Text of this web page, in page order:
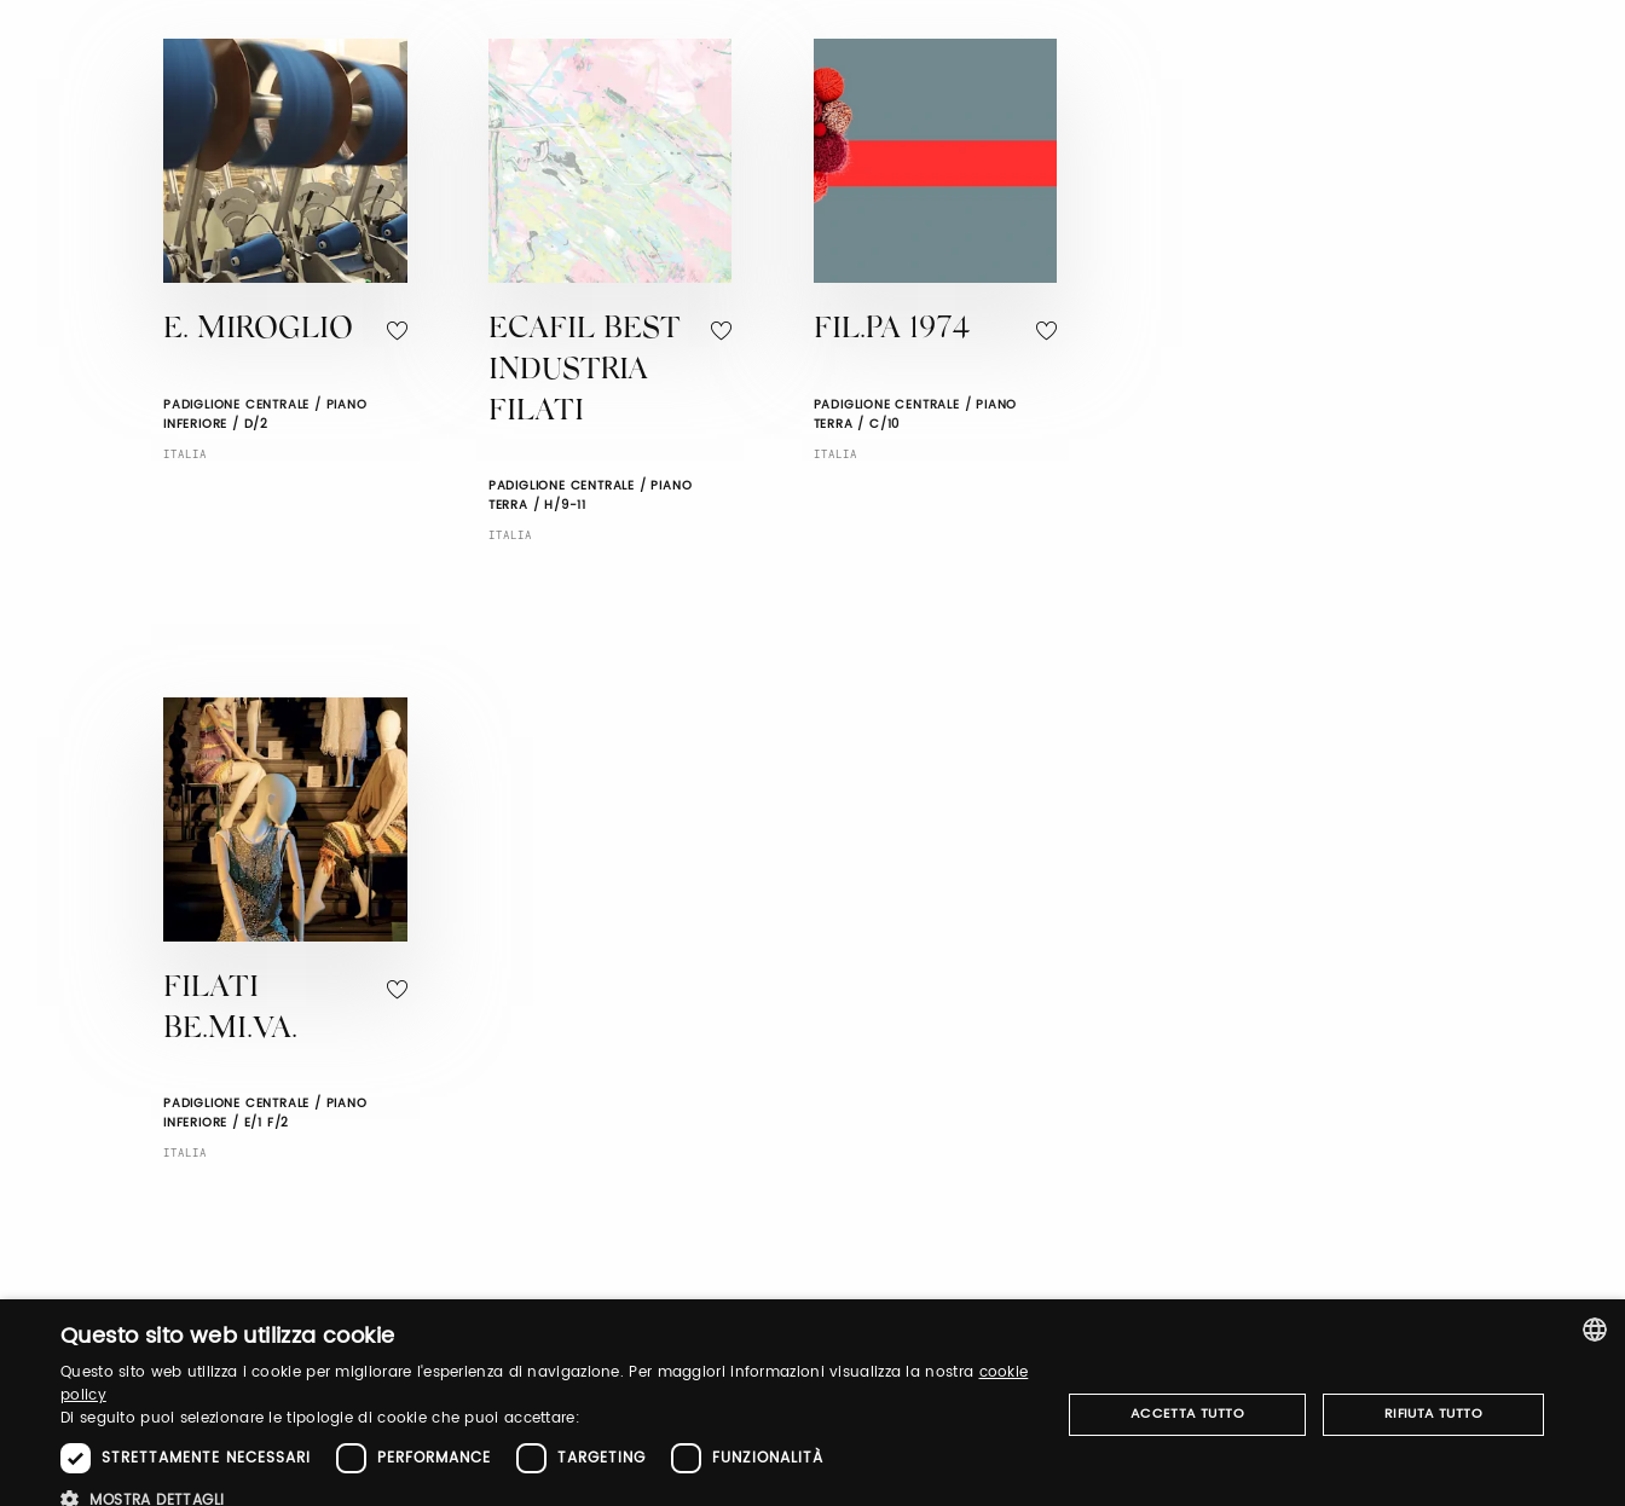
E. MIROGLIO
PADIGLIONE CENTRALE / PIANO
INFERIORE / D/2
ITALIA
ECAFIL BEST
INDUSTRIA
FILATI
PADIGLIONE CENTRALE / PIANO
TERRA / H/9-11
ITALIA
FIL.PA 1974
PADIGLIONE CENTRALE / PIANO
TERRA / C/10
ITALIA
FILATI
BE.MI.VA.
PADIGLIONE CENTRALE / PIANO
INFERIORE / E/1 F/2
ITALIA
ITALIAN
ENGLISH
Questo sito web utilizza cookie
Questo sito web utilizza i cookie per migliorare l'esperienza di navigazione. Per maggiori informazioni visualizza la nostracookie
policy
Di seguito puoi selezionare le tipologie di cookie che puoi accettare:
STRETTAMENTE NECESSARI
PERFORMANCE TARGETING
FUNZIONALITÀ
MOSTRA DETTAGLI
ACCETTA TUTTO RIFIUTA TUTTO